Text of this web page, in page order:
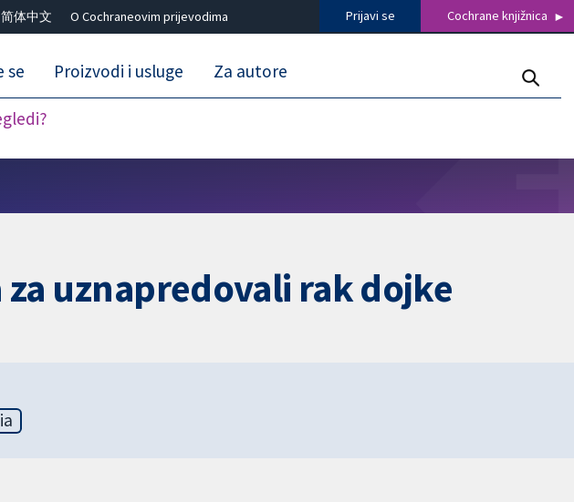
简体中文 O Cochraneovim prijevodima Prijavi se Cochrane knjižnica
se Proizvodi i usluge Za autore
uznapredovali rak dojke